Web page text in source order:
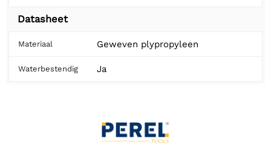
Datasheet
Materiaal Geweven plypropyleen
Waterbestendig Ja